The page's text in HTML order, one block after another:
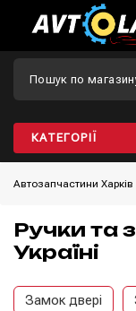
КАТЕГОРІЇ
Автозапчастини Харків
Ручки та
Україні
Замок двері